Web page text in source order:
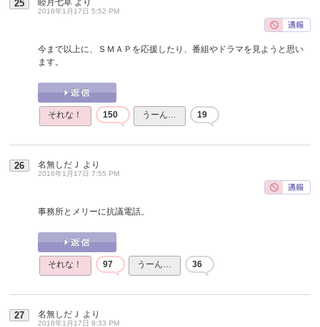
25
2016年1月17日 5:52 PM
今まで以上に、ＳＭＡＰを応援したり、番組やドラマを見ようと思い
ます。
それな！ 150 うーん… 19
26 名無しだＪ より
2016年1月17日 7:55 PM
事務所とメリーに抗議電話。
それな！ 97 うーん… 36
27 名無しだＪ より
2016年1月17日 9:33 PM